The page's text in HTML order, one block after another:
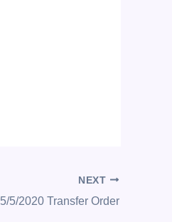
NEXT
5/5/2020 Transfer Order